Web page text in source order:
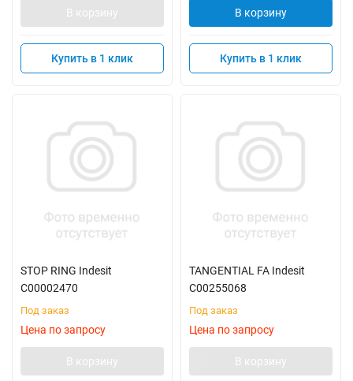
В корзину
Купить в 1 клик
В корзину
Купить в 1 клик
STOP RING Indesit
C00002470
Под заказ
Цена по запросу
В корзину
TANGENTIAL FA Indesit
C00255068
Под заказ
Цена по запросу
В корзину